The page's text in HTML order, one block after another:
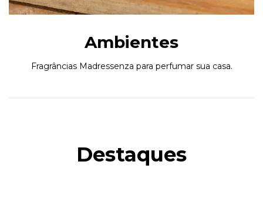
Ambientes
Fragrâncias Madressenza para perfumar sua casa.
Destaques